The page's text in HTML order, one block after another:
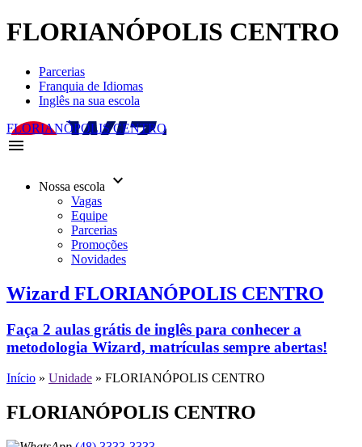
FLORIANÓPOLIS CENTRO
Parcerias
Franquia de Idiomas
Inglês na sua escola
FLORIANÓPOLIS CENTRO
menu
Nossa escola keyboard_arrow_down
Vagas
Equipe
Parcerias
Promoções
Novidades
Wizard FLORIANÓPOLIS CENTRO
Faça 2 aulas grátis de inglês para conhecer a
metodologia Wizard, matrículas sempre abertas!
Início » Unidade » FLORIANÓPOLIS CENTRO
FLORIANÓPOLIS CENTRO